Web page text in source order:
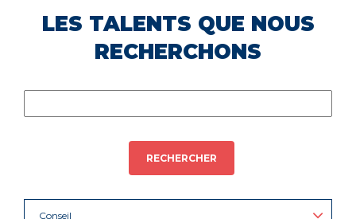
LES TALENTS QUE NOUS
RECHERCHONS
RECHERCHER
Conseil